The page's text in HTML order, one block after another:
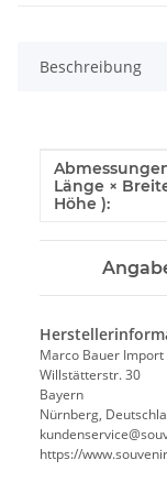
Beschreibung
Wert
Länge ×
Höhe ):
Marco Bauer Import
Willstätterstr. 30
Bayern
Nürnberg,
https://